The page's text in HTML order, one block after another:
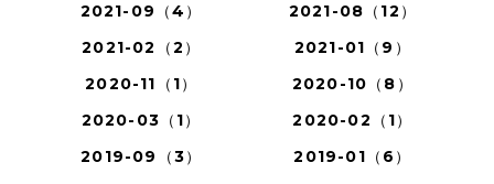
2021-09（4）
2021-08（12）
2021-02（2）
2021-01（9）
2020-11（1）
2020-10（8）
2020-03（1）
2020-02（1）
2019-09（3）
2019-01（6）